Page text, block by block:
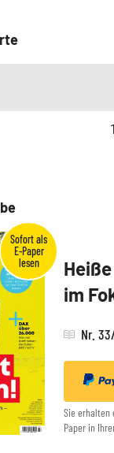
im
Nr.
Sie erhalten
Paper in